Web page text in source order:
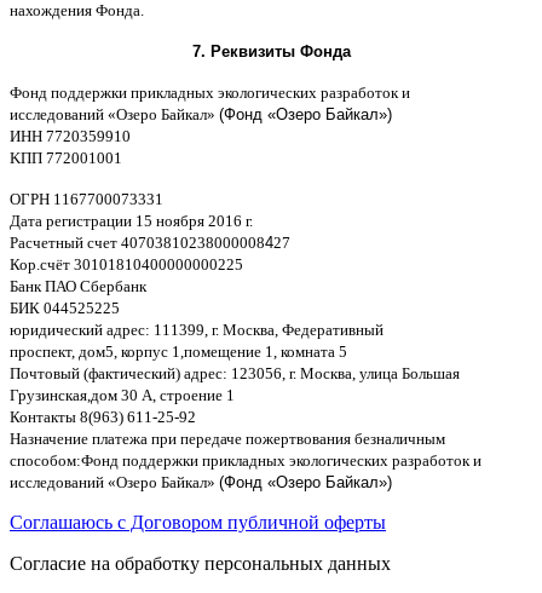
нахождения Фонда.
7. Реквизиты Фонда
Фонд поддержки прикладных экологических разработок и
исследований «Озеро Байкал» (Фонд «Озеро Байкал»)
ИНН 7720359910
KПП 772001001
ОГРН 1167700073331
Дата регистрации 15 ноября 2016 г.
Расчетный счет 40703810238000008427
Кор.счёт 30101810400000000225
Банк ПАО Сбербанк
БИК 044525225
юридический адрес: 111399, г. Москва, Федеративный
проспект, дом5, корпус 1,помещение 1, комната 5
Почтовый (фактический) адрес: 123056, г. Москва, улица Большая
Грузинская,дом 30 А, строение 1
Контакты 8(963) 611-25-92
Назначение платежа при передаче пожертвования безналичным
способом:Фонд поддержки прикладных экологических разработок и
исследований «Озеро Байкал» (Фонд «Озеро Байкал»)
Соглашаюсь с Договором публичной оферты
Согласие на обработку персональных данных